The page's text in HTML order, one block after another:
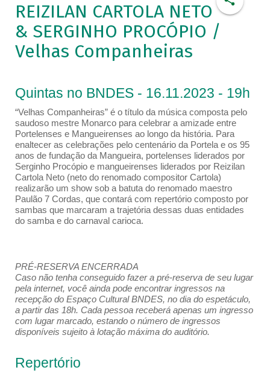
REIZILAN CARTOLA NETO
& SERGINHO PROCÓPIO /
Velhas Companheiras
Quintas no BNDES - 16.11.2023 - 19h
“Velhas Companheiras” é o título da música composta pelo
saudoso mestre Monarco para celebrar a amizade entre
Portelenses e Mangueirenses ao longo da história. Para
enaltecer as celebrações pelo centenário da Portela e os 95
anos de fundação da Mangueira, portelenses liderados por
Serginho Procópio e mangueirenses liderados por Reizilan
Cartola Neto (neto do renomado compositor Cartola)
realizarão um show sob a batuta do renomado maestro
Paulão 7 Cordas, que contará com repertório composto por
sambas que marcaram a trajetória dessas duas entidades
do samba e do carnaval carioca.
PRÉ-RESERVA ENCERRADA
Caso não tenha conseguido fazer a pré-reserva de seu lugar
pela internet, você ainda pode encontrar ingressos na
recepção do Espaço Cultural BNDES, no dia do espetáculo,
a partir das 18h. Cada pessoa receberá apenas um ingresso
com lugar marcado, estando o número de ingressos
disponíveis sujeito à lotação máxima do auditório.
Repertório